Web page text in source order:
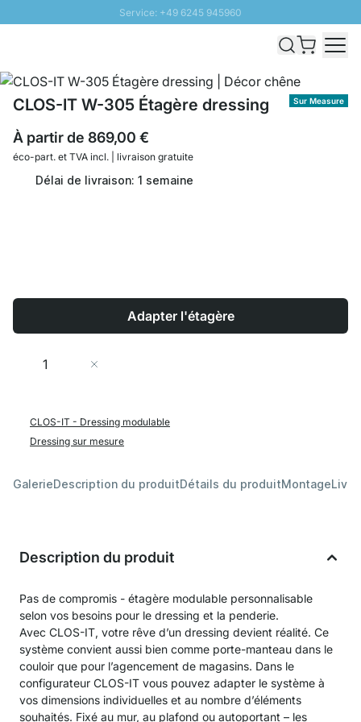
Service: +49 6245 945960
Livraison rapide - Livraison gratuite dès 100€
PROMO SOLEIL: Jusqu'à 20% de remise
Sur Measure
CLOS-IT W-305 Étagère dressing
À partir de 869,00 €
éco-part. et TVA incl. | livraison gratuite
Délai de livraison: 1 semaine
Adapter l'étagère
Quantité
CLOS-IT - Dressing modulable
Dressing sur mesure
GalerieDescription du produitDétails du produitMontage
Description du produit
Pas de compromis - étagère modulable personnalisable
selon vos besoins pour le dressing et la penderie.
Avec CLOS-IT, votre rêve d’un dressing devient réalité. Ce
système convient aussi bien comme porte-manteau dans le
couloir que pour l’agencement de magasins. Dans le
configurateur CLOS-IT vous pouvez adapter le système à
vos dimensions individuelles et au nombre d’éléments
souhaités. Fixé au mur, au plafond ou autoportant – les